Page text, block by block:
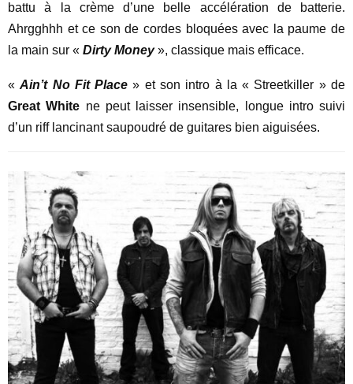
battu à la crème d’une belle accélération de batterie.
Ahrgghhh et ce son de cordes bloquées avec la paume de
la main sur « Dirty Money», classique mais efficace.
«Ain’t No Fit Place » et son intro à la « Streetkiller » de
Great White ne peut laisser insensible, longue intro suivi
d’un riff lancinant saupoudré de guitares bien aiguisées.